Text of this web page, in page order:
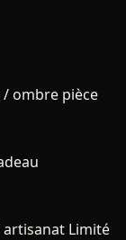
ombre pièce
Limité